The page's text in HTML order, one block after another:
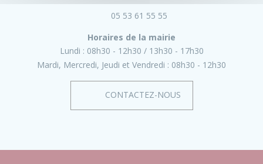
05 53 61 55 55
Horaires de la mairie
Lundi : 08h30 - 12h30
13h30 - 17h30
Mardi, Mercredi, Jeudi et Vendredi : 08h30 - 12h30
CONTACTEZ-NOUS